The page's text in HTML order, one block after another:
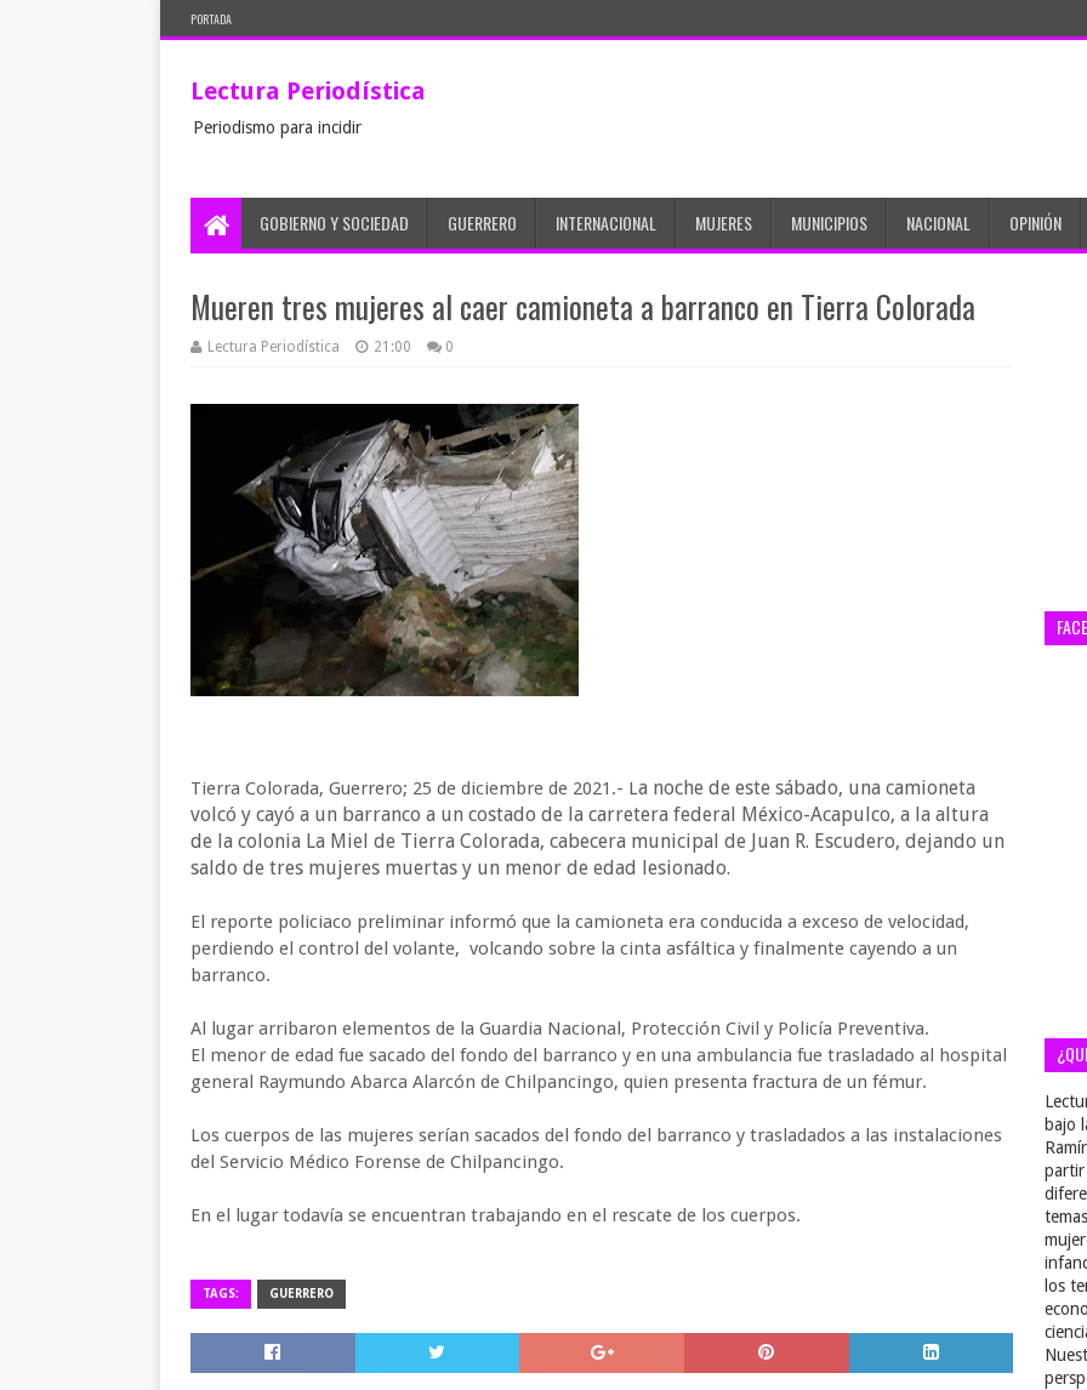
PORTADA
Lectura Periodística
Periodismo para incidir
GOBIERNO Y SOCIEDAD GUERRERO INTERNACIONAL MUJERES MUNICIPIOS NACIONAL OPINIÓN
Mueren tres mujeres al caer camioneta a barranco en Tierra Colorada
Lectura Periodística 21:00 0
Tierra Colorada, Guerrero; 25 de diciembre de 2021.- La noche de este sábado, una camioneta
volcó y cayó a un barranco a un costado de la carretera federal México-Acapulco, a la altura
de la colonia La Miel de Tierra Colorada, cabecera municipal de Juan R. Escudero, dejando un
saldo de tres mujeres muertas y un menor de edad lesionado.
El reporte policiaco preliminar informó que la camioneta era conducida a exceso de velocidad,
perdiendo el control del volante, volcando sobre la cinta asfáltica y finalmente cayendo a un
barranco.
Al lugar arribaron elementos de la Guardia Nacional, Protección Civil y Policía Preventiva.
El menor de edad fue sacado del fondo del barranco y en una ambulancia fue trasladado al hospital
general Raymundo Abarca Alarcón de Chilpancingo, quien presenta fractura de un fémur.
Los cuerpos de las mujeres serían sacados del fondo del barranco y trasladados a las instalaciones
del Servicio Médico Forense de Chilpancingo.
En el lugar todavía se encuentran trabajando en el rescate de los cuerpos.
TAGS: GUERRERO
bajo
partir
los